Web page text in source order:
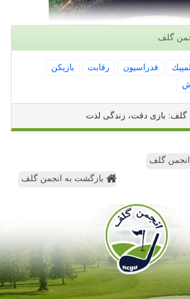
گلف
فدراسیون رقابت
بازیكن
گلف: بازی دقت، زندگی لذت
انجمن گلف
بازگشت به انجمن گلف